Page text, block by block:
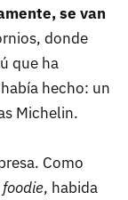
se van
donde
que ha
hecho: un
Michelin.
Como
foodie, habida